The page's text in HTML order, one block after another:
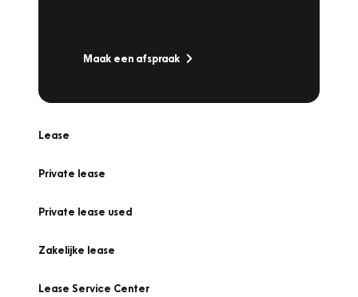
Maak een afspraak
Lease
Private lease
Private lease used
Zakelijke lease
Lease Service Center